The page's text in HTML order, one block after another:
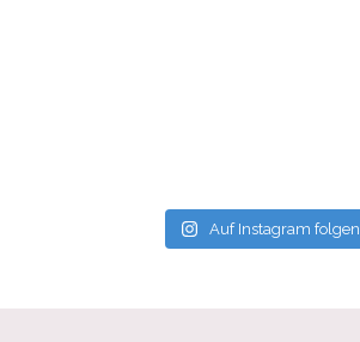
Auf Instagram folgen